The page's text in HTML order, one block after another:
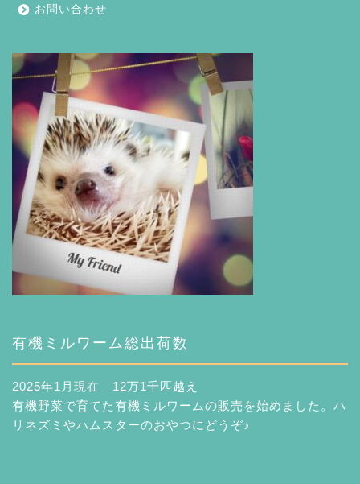
お問い合わせ
有機ミルワーム総出荷数
2025年1月現在 12万1千匹越え
有機野菜で育てた有機ミルワームの販売を始めました。ハ
リネズミやハムスターのおやつにどうぞ♪